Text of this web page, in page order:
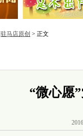
驻马店原创 > 正文
“微心愿